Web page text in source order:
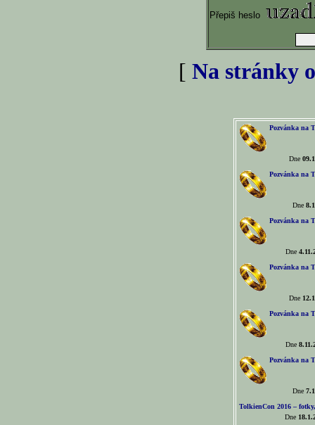
Přepiš heslo
[ Na stránky
Pozvánka na
Dne
Pozvánka na
Dne
Pozvánka na
Dne
Pozvánka na
Dne
Pozvánka na
Dne
Pozvánka na
Dne
TolkienCon 2016 –
Dne